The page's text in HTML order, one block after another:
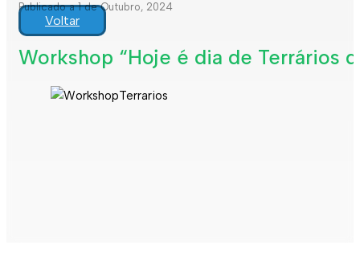
Publicado a 1 de Outubro, 2024
Voltar
Workshop “Hoje é dia de Terrários